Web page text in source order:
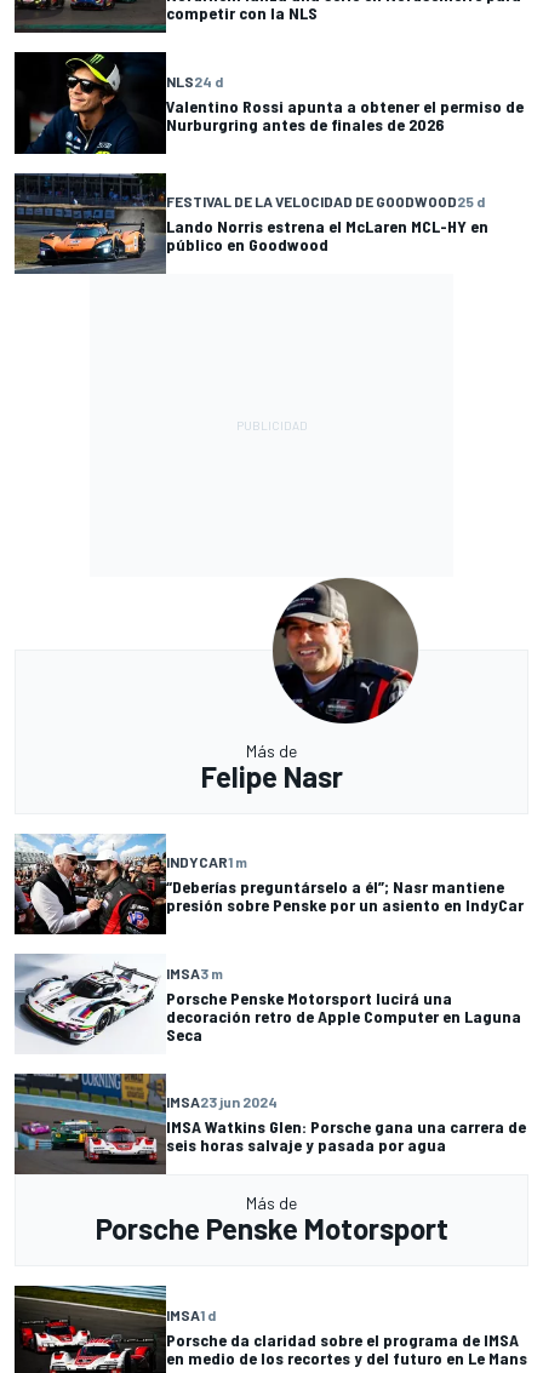
competir con la NLS
NLS24 d
Valentino Rossi apunta a obtener el permiso de
Nurburgring antes de finales de 2026
FESTIVAL DE LA VELOCIDAD DE GOODWOOD25 d
Lando Norris estrena el McLaren MCL-HY en
público en Goodwood
Más de
Felipe Nasr
INDYCAR1 m
“Deberías preguntárselo a él”; Nasr mantiene
presión sobre Penske por un asiento en IndyCar
IMSA3 m
Porsche Penske Motorsport lucirá una
decoración retro de Apple Computer en Laguna
Seca
IMSA23 jun 2024
IMSA Watkins Glen: Porsche gana una carrera de
seis horas salvaje y pasada por agua
Más de
Porsche Penske Motorsport
IMSA1 d
Porsche da claridad sobre el programa de IMSA
en medio de los recortes y del futuro en Le Mans